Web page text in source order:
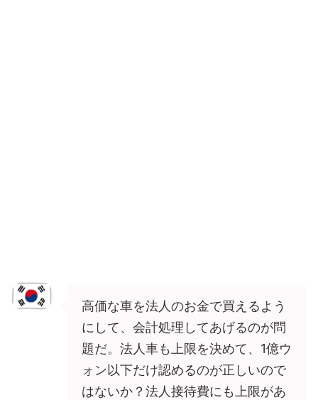
高価な車を法人のお金で買えるよう
にして、会計処理してあげるのが問
題だ。法人車も上限を決めて、1億ウ
ォン以下だけ認めるのが正しいので
はないか？法人接待費にも上限があ